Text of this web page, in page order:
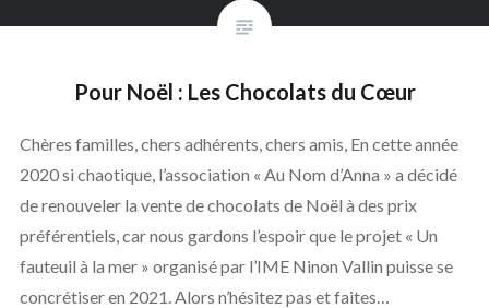
Pour Noël : Les Chocolats du Cœur
Chères familles, chers adhérents, chers amis, En cette année
2020 si chaotique, l’association « Au Nom d’Anna » a décidé
de renouveler la vente de chocolats de Noël à des prix
préférentiels, car nous gardons l’espoir que le projet « Un
fauteuil à la mer » organisé par l’IME Ninon Vallin puisse se
concrétiser en 2021. Alors n’hésitez pas et faites…